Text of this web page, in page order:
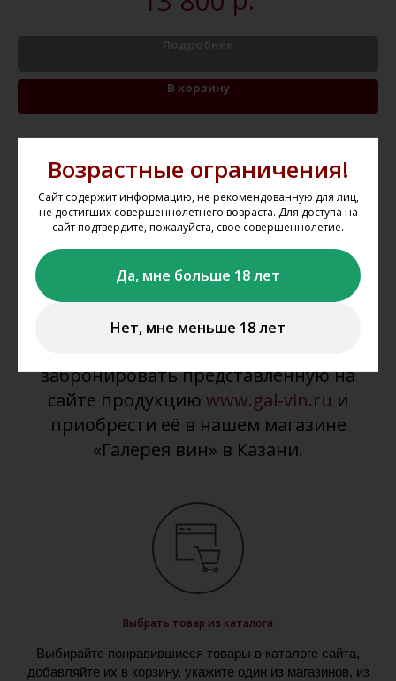
Возрастные ограничения!
Сайт содержит информацию, не рекомендованную для лиц,
не достигших совершеннолетнего возраста. Для доступа на
сайт подтвердите, пожалуйста, свое совершеннолетие.
Да, мне больше 18 лет
Нет, мне меньше 18 лет
В корзину
Как оформить заказ на
сайте?
Мы не осуществляем дистанционную
продажу и доставку алкогольной и
забронировать представленную на
сайте продукцию www.gal-vin.ru и
приобрести её в нашем магазине
«Галерея вин» в Казани.
Выбрать товар из каталога
Выбирайте понравившиеся товары в каталоге сайта,
добавляйте их в корзину, укажите один из магазинов, из